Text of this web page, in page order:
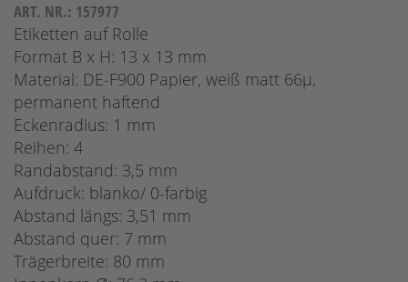
ART. NR.: 157977
Etiketten auf Rolle
Format B x H: 13 x 13 mm
Material: DE-F900 Papier, weiß matt 66µ,
permanent haftend
Eckenradius: 1 mm
Reihen: 4
Randabstand: 3,5 mm
Aufdruck: blanko/ 0-farbig
Abstand längs: 3,51 mm
Abstand quer: 7 mm
Trägerbreite: 80 mm